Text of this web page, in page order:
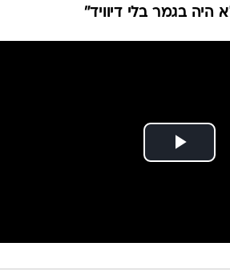
היה בגמר בלי דיוויד"